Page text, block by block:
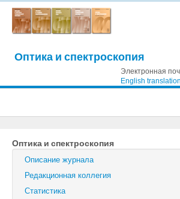
Оптика и спектроскопия
Электронная
English
Журнал технической физики
Письма в Журнал технической
Физика твердого тела
Оптика и спектроскопия
Описание журнала
Редакционная коллегия
Статистика